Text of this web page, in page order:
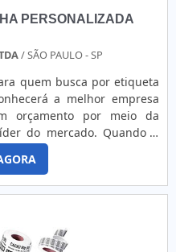
PERSONALIZADA
/ SÃO PAULO - SP
quem busca por etiqueta
a melhor empresa
orçamento por meio da
do mercado. Quando a
personalizada, com a
com excelência dos
BANDEIRINHA
maneiras eficientes de